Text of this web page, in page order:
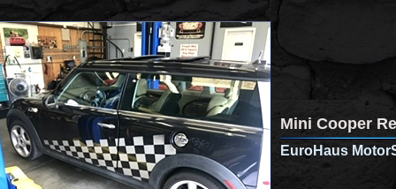
Mini Cooper
EuroHaus